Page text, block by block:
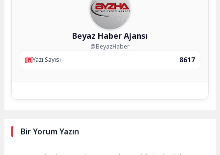
Beyaz Haber Ajansı
@BeyazHaber
Yazı Sayısı
8617
Bir Yorum Yazın